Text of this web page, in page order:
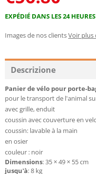
EXPÉDIÉ DANS LES 24 HEURES
Images de nos clientsVoir plus
Descrizione
Panier de vélo pour porte-
pour le transport de l'animal
avec grille, enduit
coussin avec couverture en
coussin: lavable à la main
en osier
couleur : noir
Dimensions: 35 × 49 × 55 cm
jusqu'à: 8 kg